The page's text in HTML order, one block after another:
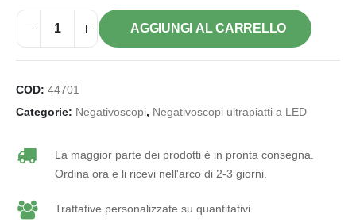
AGGIUNGI AL CARRELLO
COD: 44701
Categorie: Negativoscopi, Negativoscopi ultrapiatti a LED
La maggior parte dei prodotti è in pronta consegna.
Ordina ora e li ricevi nell'arco di 2-3 giorni.
Trattative personalizzate su quantitativi.